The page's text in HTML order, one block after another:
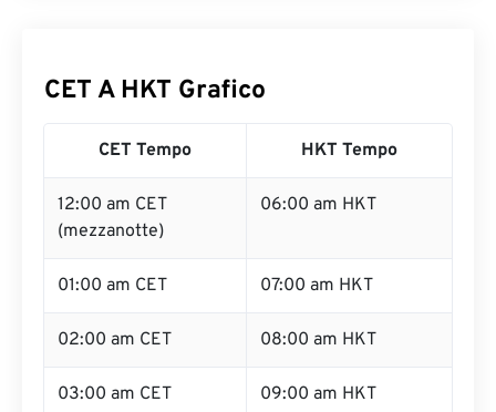
CET A HKT Grafico
CET Tempo HKT Tempo
12:00 am CET
(mezzanotte)
06:00 am HKT
01:00 am CET 07:00 am HKT
02:00 am CET 08:00 am HKT
03:00 am CET 09:00 am HKT